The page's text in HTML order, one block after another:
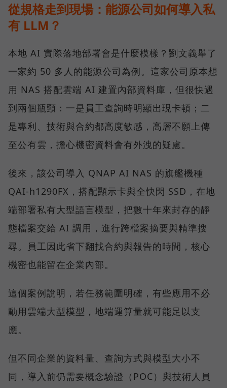
從規格走到現場：能源公司如何導入私
有 LLM？
本地 AI 實際落地部署會是什麼模樣？劉文義舉了
一家約 50 多人的能源公司為例。這家公司原本想
用 NAS 搭配雲端 AI 建置內部資料庫，但很快遇
到兩個瓶頸：一是員工查詢時明顯出現卡頓；二
是專利、技術與合約都高度敏感，高層不願上傳
至公有雲，擔心機密資料會有外洩的疑慮。
後來，該公司導入 QNAP AI NAS 的旗艦機種
QAI-h1290FX，搭配顯示卡與全快閃 SSD，在地
端部署私有大型語言模型，把數十年來封存的靜
態檔案交給 AI 調用，進行跨檔案摘要與精準搜
尋。員工因此省下翻找合約與報告的時間，核心
機密也能留在企業內部。
這個案例說明，若任務範圍明確，有些應用不必
動用雲端大型模型，地端運算量就可能足以支
應。
但不同企業的資料量、查詢方式與模型大小不
同，導入前仍需要概念驗證（POC）與技術人員